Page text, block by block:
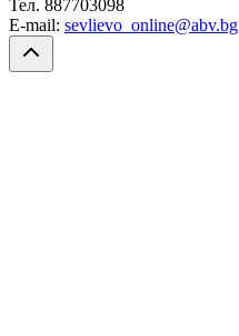
Тел. 887703098
E-mail: sevlievo_online@abv.bg